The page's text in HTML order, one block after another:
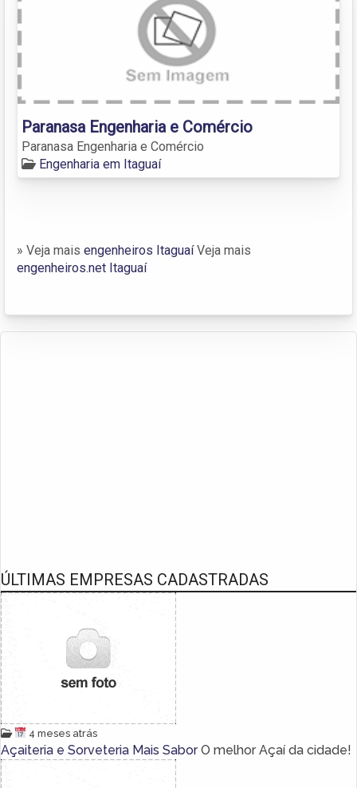
Paranasa Engenharia e Comércio
Paranasa Engenharia e Comércio
Engenharia em Itaguaí
» Veja mais engenheiros ItaguaíVeja mais
engenheiros.net Itaguaí
ÚLTIMAS EMPRESAS CADASTRADAS
4 meses atrás
Açaiteria e Sorveteria Mais SaborO melhor Açaí da cidade!